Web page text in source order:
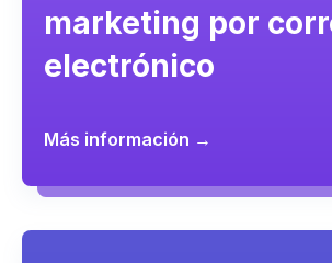
marketing por
electrónico
Más información →